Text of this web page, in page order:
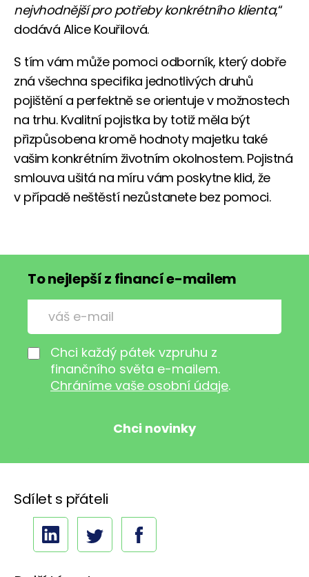
nejvhodnější pro potřeby konkrétního klienta,“
dodává Alice Kouřilová.
S tím vám může pomoci odborník, který dobře
zná všechna specifika jednotlivých druhů
pojištění a perfektně se orientuje v možnostech
na trhu. Kvalitní pojistka by totiž měla být
přizpůsobena kromě hodnoty majetku také
vašim konkrétním životním okolnostem. Pojistná
smlouva ušitá na míru vám poskytne klid, že
v případě neštěstí nezůstanete bez pomoci.
To nejlepší z financí e-mailem
Chci každý pátek vzpruhu z
finančního světa e-mailem.
Chráníme vaše osobní údaje.
Sdílet s přáteli